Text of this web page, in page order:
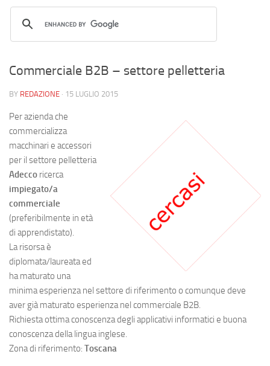
Commerciale B2B – settore pelletteria
BY REDAZIONE · 15 LUGLIO 2015
Per azienda che
commercializza
macchinari e accessori
per il settore pelletteria
Adecco ricerca
impiegato/a
commerciale
(preferibilmente in età
di apprendistato).
La risorsa è
diplomata/laureata ed
ha maturato una
minima esperienza nel settore di riferimento o comunque deve
aver già maturato esperienza nel commerciale B2B.
Richiesta ottima conoscenza degli applicativi informatici e buona
conoscenza della lingua inglese.
Zona di riferimento: Toscana